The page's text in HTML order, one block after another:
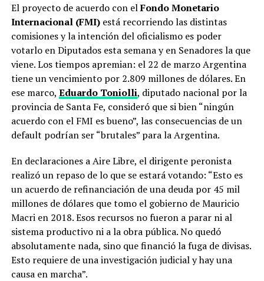
El proyecto de acuerdo con elFondo Monetario
Internacional (FMI)está recorriendo las distintas
comisiones y la intención del oficialismo es poder
votarlo en Diputados esta semana y en Senadores la que
viene. Los tiempos apremian: el 22 de marzo Argentina
tiene un vencimiento por 2.809 millones de dólares. En
ese marco, Eduardo Toniolli, diputado nacional por la
provincia de Santa Fe, consideró que si bien “ningún
acuerdo con el FMI es bueno”, las consecuencias de un
default podrían ser “brutales” para la Argentina.
En declaraciones a Aire Libre, el dirigente peronista
realizó un repaso de lo que se estará votando: “Esto es
un acuerdo de refinanciación de una deuda por 45 mil
millones de dólares que tomo el gobierno de Mauricio
Macri en 2018. Esos recursos no fueron a parar ni al
sistema productivo ni a la obra pública. No quedó
absolutamente nada, sino que financió la fuga de divisas.
Esto requiere de una investigación judicial y hay una
causa en marcha”.